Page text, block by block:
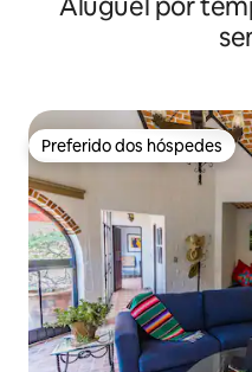
Aluguel por
Preferido dos hóspedes
Preferido dos hóspedes